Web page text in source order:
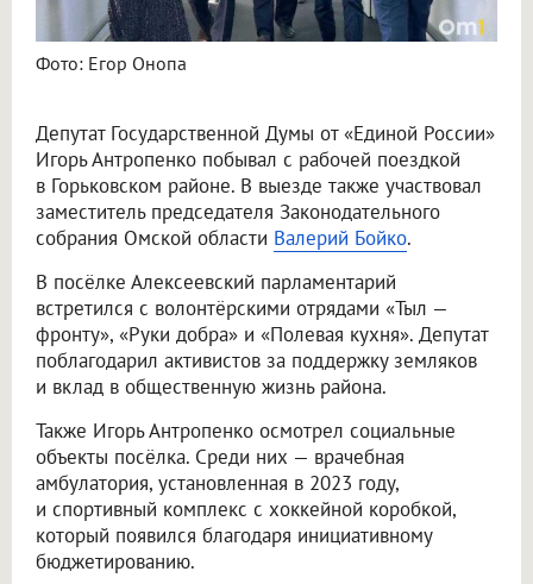
Фото: Егор Онопа
Депутат Государственной Думы от «Единой России»
Игорь Антропенко побывал с рабочей поездкой
в Горьковском районе. В выезде также участвовал
заместитель председателя Законодательного
собрания Омской области Валерий Бойко.
В посёлке Алексеевский парламентарий
встретился с волонтёрскими отрядами «Тыл —
фронту», «Руки добра» и «Полевая кухня». Депутат
поблагодарил активистов за поддержку земляков
и вклад в общественную жизнь района.
Также Игорь Антропенко осмотрел социальные
объекты посёлка. Среди них — врачебная
амбулатория, установленная в 2023 году,
и спортивный комплекс с хоккейной коробкой,
который появился благодаря инициативному
бюджетированию.